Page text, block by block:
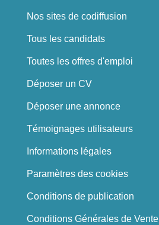
Nos sites de codiffusion
Tous les candidats
Toutes les offres d'emploi
Déposer un CV
Déposer une annonce
Témoignages utilisateurs
Informations légales
Paramètres des cookies
Conditions de publication
Conditions Générales de Vente